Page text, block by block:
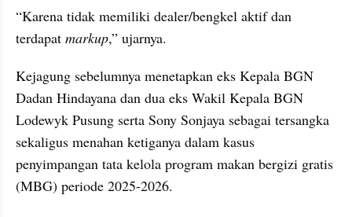
“Karena tidak memiliki dealer/bengkel aktif dan
terdapat markup,” ujarnya.
Kejagung sebelumnya menetapkan eks Kepala BGN
Dadan Hindayana dan dua eks Wakil Kepala BGN
Lodewyk Pusung serta Sony Sonjaya sebagai tersangka
sekaligus menahan ketiganya dalam kasus
penyimpangan tata kelola program makan bergizi gratis
(MBG) periode 2025-2026.